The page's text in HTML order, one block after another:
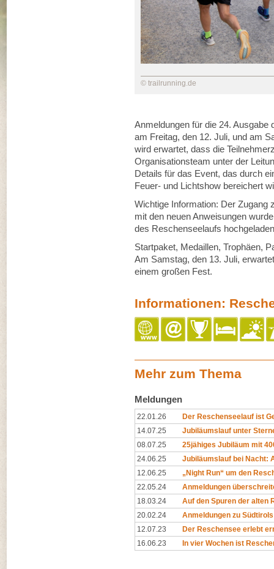
© trailrunning.de
Anmeldungen für die 24.
am Freitag, den 12. Juli, und am
wird erwartet, dass die
Organisationsteam unter der
Details für das Event, das durch
Feuer- und Lichtshow bereichert
Wichtige Information: Der Zugang
mit den neuen Anweisungen
des Reschenseelaufs
Startpaket, Medaillen, Trophäen,
Am Samstag, den 13. Juli,
einem großen Fest.
Informationen:
Mehr zum Thema
Meldungen
22.01.26
Der Reschenseelauf ist
14.07.25
Jubiläumslauf unter
08.07.25
25jähiges Jubiläum mit
24.06.25
Jubiläumslauf bei Nacht:
12.06.25
„Night Run“ um den
22.05.24
Anmeldungen
18.03.24
Auf den Spuren der alten
20.02.24
Anmeldungen zu
12.07.23
Der Reschensee erlebt
16.06.23
In vier Wochen ist